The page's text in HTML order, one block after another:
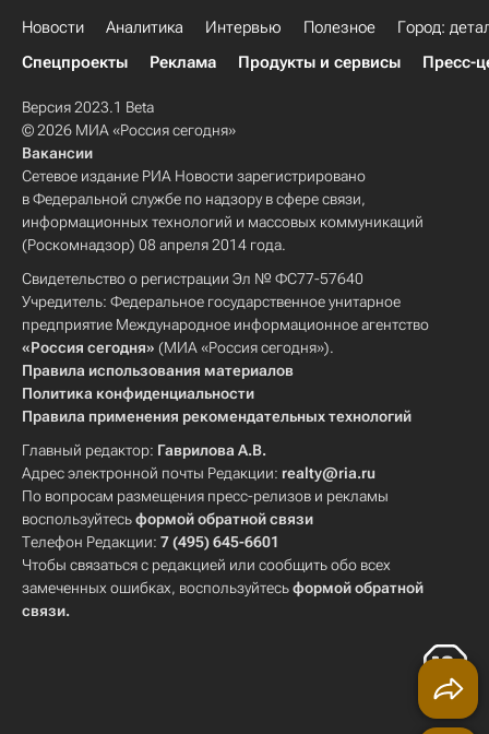
Новости Аналитика Интервью Полезное
Город:
Спецпроекты
Реклама Продукты и сервисы Пресс-
Версия 2023.1 Beta
© 2026 МИА «Россия сегодня»
Вакансии
Сетевое издание РИА Новости зарегистрировано
в Федеральной службе по надзору в сфере связи,
информационных технологий и массовых коммуникаций
(Роскомнадзор) 08 апреля 2014 года.
Свидетельство о регистрации Эл № ФС77-57640
Учредитель: Федеральное государственное унитарное
предприятие Международное информационное агентство
«Россия сегодня» (МИА «Россия сегодня»).
Правила использования материалов
Политика конфиденциальности
Правила применения рекомендательных технологий
Главный редактор: Гаврилова А.В.
Адрес электронной почты Редакции: realty@ria.ru
По вопросам размещения пресс-релизов и рекламы
воспользуйтесьформой обратной связи
Телефон Редакции: 7 (495) 645-6601
Чтобы связаться с редакцией или сообщить обо всех
замеченных ошибках, воспользуйтесьформой обратной
связи.